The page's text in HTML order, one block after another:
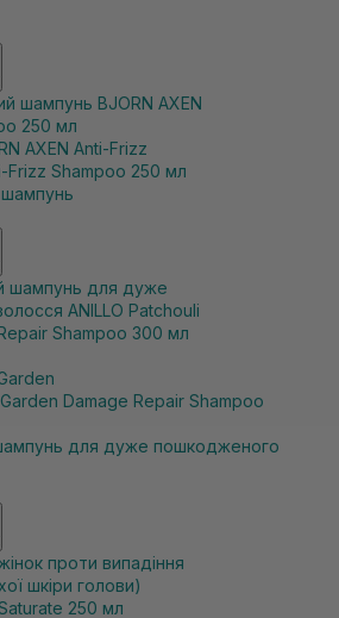
AXEN Anti-Frizz
Frizz Shampoo 250 мл
Damage Repair Shampoo
для дуже пошкодженого